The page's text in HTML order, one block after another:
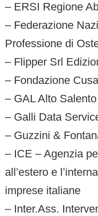
– ERSI Regione
– Federazione
Professione di
– Flipper Srl
– Fondazione
– GAL Alto
– Galli Data
– Guzzini &
– ICE – Agenzia
all’estero e
imprese italiane
– Inter.Ass.